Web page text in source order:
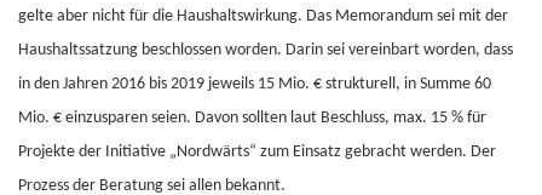
gelte aber nicht für die Haushaltswirkung. Das Memorandum sei mit der
Haushaltssatzung beschlossen worden. Darin sei vereinbart worden, dass
in den Jahren 2016 bis 2019 jeweils 15 Mio. € strukturell, in Summe 60
Mio. € einzusparen seien. Davon sollten laut Beschluss, max. 15 % für
Projekte der Initiative „Nordwärts“ zum Einsatz gebracht werden. Der
Prozess der Beratung sei allen bekannt.